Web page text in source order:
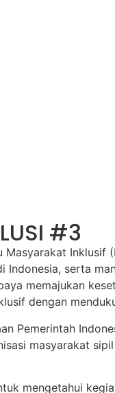
#3
Masyarakat
serta
memajukan
dengan
Pemerintah
masyarakat
mengetahui